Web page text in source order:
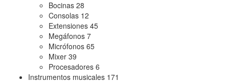
Bocinas 28
Consolas 12
Extensiones 45
Megáfonos 7
Micrófonos 65
Mixer 39
Procesadores 6
Instrumentos musicales 171